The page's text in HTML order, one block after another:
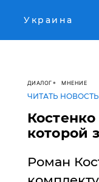
Украина
ДИАЛОГ МНЕНИЕ
ЧИТАТЬ
которой
Роман